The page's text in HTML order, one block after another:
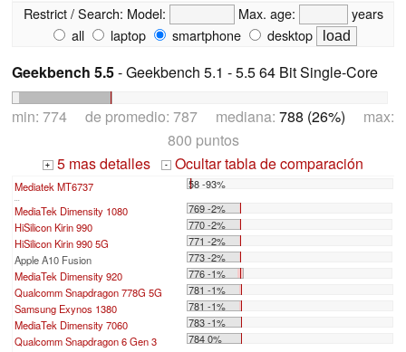
Restrict / Search: Model: Max. age:
years
all
laptop smartphone desktop
Geekbench 5.5- Geekbench 5.1 - 5.5 64 Bit Single-Core
min: 774 de promedio: 787 mediana: 788 (26%) max:
800 puntos
+ 5 mas detalles - Ocultar tabla de comparación
Mediatek MT6737 58 -93%
...
MediaTek Dimensity 1080
769 -2%
HiSilicon Kirin 990
770 -2%
HiSilicon Kirin 990 5G
771 -2%
Apple A10 Fusion
773 -2%
MediaTek Dimensity 920
776 -1%
Qualcomm Snapdragon 778G 5G
781 -1%
Samsung Exynos 1380
781 -1%
MediaTek Dimensity 7060
783 -1%
Qualcomm Snapdragon 6 Gen 3
784 0%